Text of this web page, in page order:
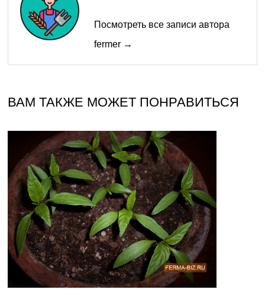
Посмотреть все записи автора
fermer →
ВАМ ТАКЖЕ МОЖЕТ ПОНРАВИТЬСЯ